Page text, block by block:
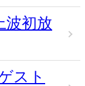
波初放
スト